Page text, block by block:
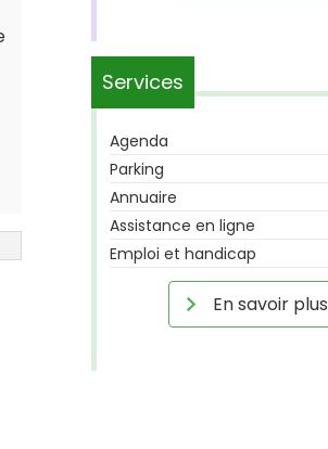
Services
Agenda
Parking
Annuaire
Assistance en ligne
Emploi et handicap
En savoir plus